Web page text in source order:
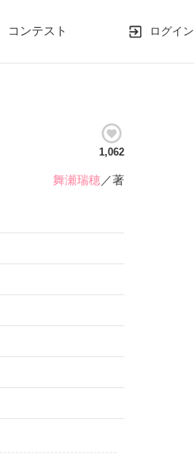
コンテスト ログイン
1,062
舞瀬瑞穂／著